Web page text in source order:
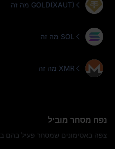
מה זה GOLD(XAUT)
מה זה SOL
מה זה XMR
נפח מסחר מוביל
צפה באסימונים שמסחר פעיל בהם ב MEXC